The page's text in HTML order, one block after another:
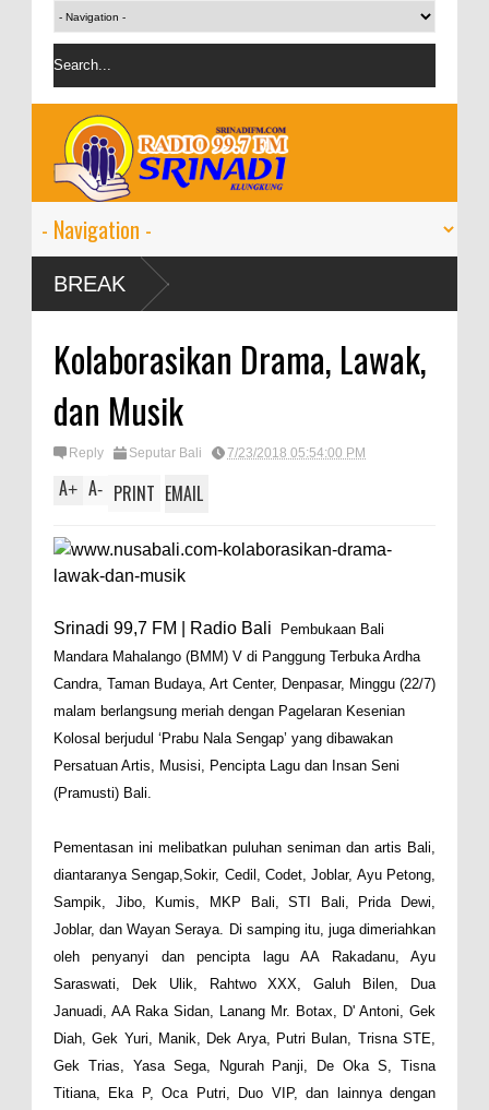
BREAK
Kolaborasikan Drama, Lawak,
dan Musik
Reply Seputar Bali 7/23/2018 05:54:00 PM
A+ A- PRINT EMAIL
Srinadi 99,7 FM | Radio Bali
Pembukaan Bali
Mandara Mahalango (BMM) V di Panggung Terbuka Ardha
Candra, Taman Budaya, Art Center, Denpasar, Minggu (22/7)
malam berlangsung meriah dengan Pagelaran Kesenian
Kolosal berjudul ‘Prabu Nala Sengap’ yang dibawakan
Persatuan Artis, Musisi, Pencipta Lagu dan Insan Seni
(Pramusti) Bali.
Pementasan ini melibatkan puluhan seniman dan artis Bali,
diantaranya Sengap,Sokir, Cedil, Codet, Joblar, Ayu Petong,
Sampik, Jibo, Kumis, MKP Bali, STI Bali, Prida Dewi,
Joblar, dan Wayan Seraya. Di samping itu, juga dimeriahkan
oleh penyanyi dan pencipta lagu AA Rakadanu, Ayu
Saraswati, Dek Ulik, Rahtwo XXX, Galuh Bilen, Dua
Januadi, AA Raka Sidan, Lanang Mr. Botax, D' Antoni, Gek
Diah, Gek Yuri, Manik, Dek Arya, Putri Bulan, Trisna STE,
Gek Trias, Yasa Sega, Ngurah Panji, De Oka S, Tisna
Titiana, Eka P, Oca Putri, Duo VIP, dan lainnya dengan